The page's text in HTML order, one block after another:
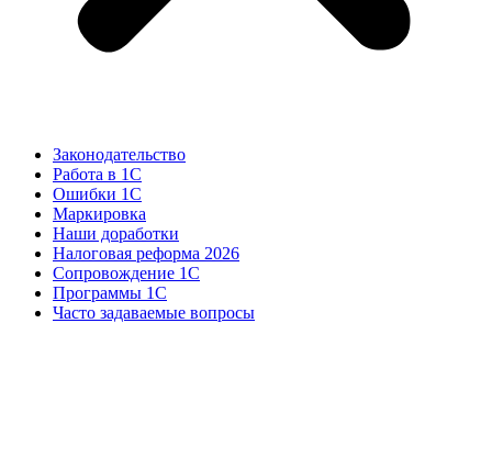
Законодательство
Работа в 1С
Ошибки 1С
Маркировка
Наши доработки
Налоговая реформа 2026
Сопровождение 1С
Программы 1С
Часто задаваемые вопросы